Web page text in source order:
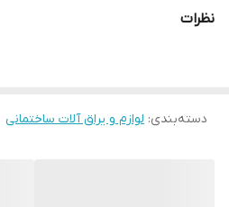
نظرات
دسته‌بندی: لوازم و یراق آلات ساختمانی